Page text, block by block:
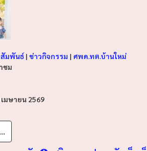
มพันธ์ | ข่าวกิจกรรม | ศพด.ทต.บ้านใหม่
ชม
มษายน 2569